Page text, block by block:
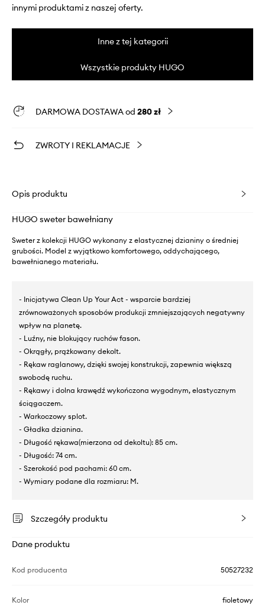
innymi produktami z naszej oferty.
Inne z tej kategorii
Wszystkie produkty HUGO
DARMOWA DOSTAWA od 280 zł
ZWROTY I REKLAMACJE
Opis produktu
HUGO sweter bawełniany
Sweter z kolekcji HUGO wykonany z elastycznej dzianiny o średniej
grubości. Model z wyjątkowo komfortowego, oddychającego,
bawełnianego materiału.
- Inicjatywa Clean Up Your Act - wsparcie bardziej
zrównoważonych sposobów produkcji zmniejszających negatywny
wpływ na planetę.
- Luźny, nie blokujący ruchów fason.
- Okrągły, prążkowany dekolt.
- Rękaw raglanowy, dzięki swojej konstrukcji, zapewnia większą
swobodę ruchu.
- Rękawy i dolna krawędź wykończona wygodnym, elastycznym
ściągaczem.
- Warkoczowy splot.
- Gładka dzianina.
- Długość rękawa(mierzona od dekoltu): 85 cm.
- Długość: 74 cm.
- Szerokość pod pachami: 60 cm.
- Wymiary podane dla rozmiaru: M.
Szczegóły produktu
Dane produktu
Kod producenta 50527232
Kolor fioletowy